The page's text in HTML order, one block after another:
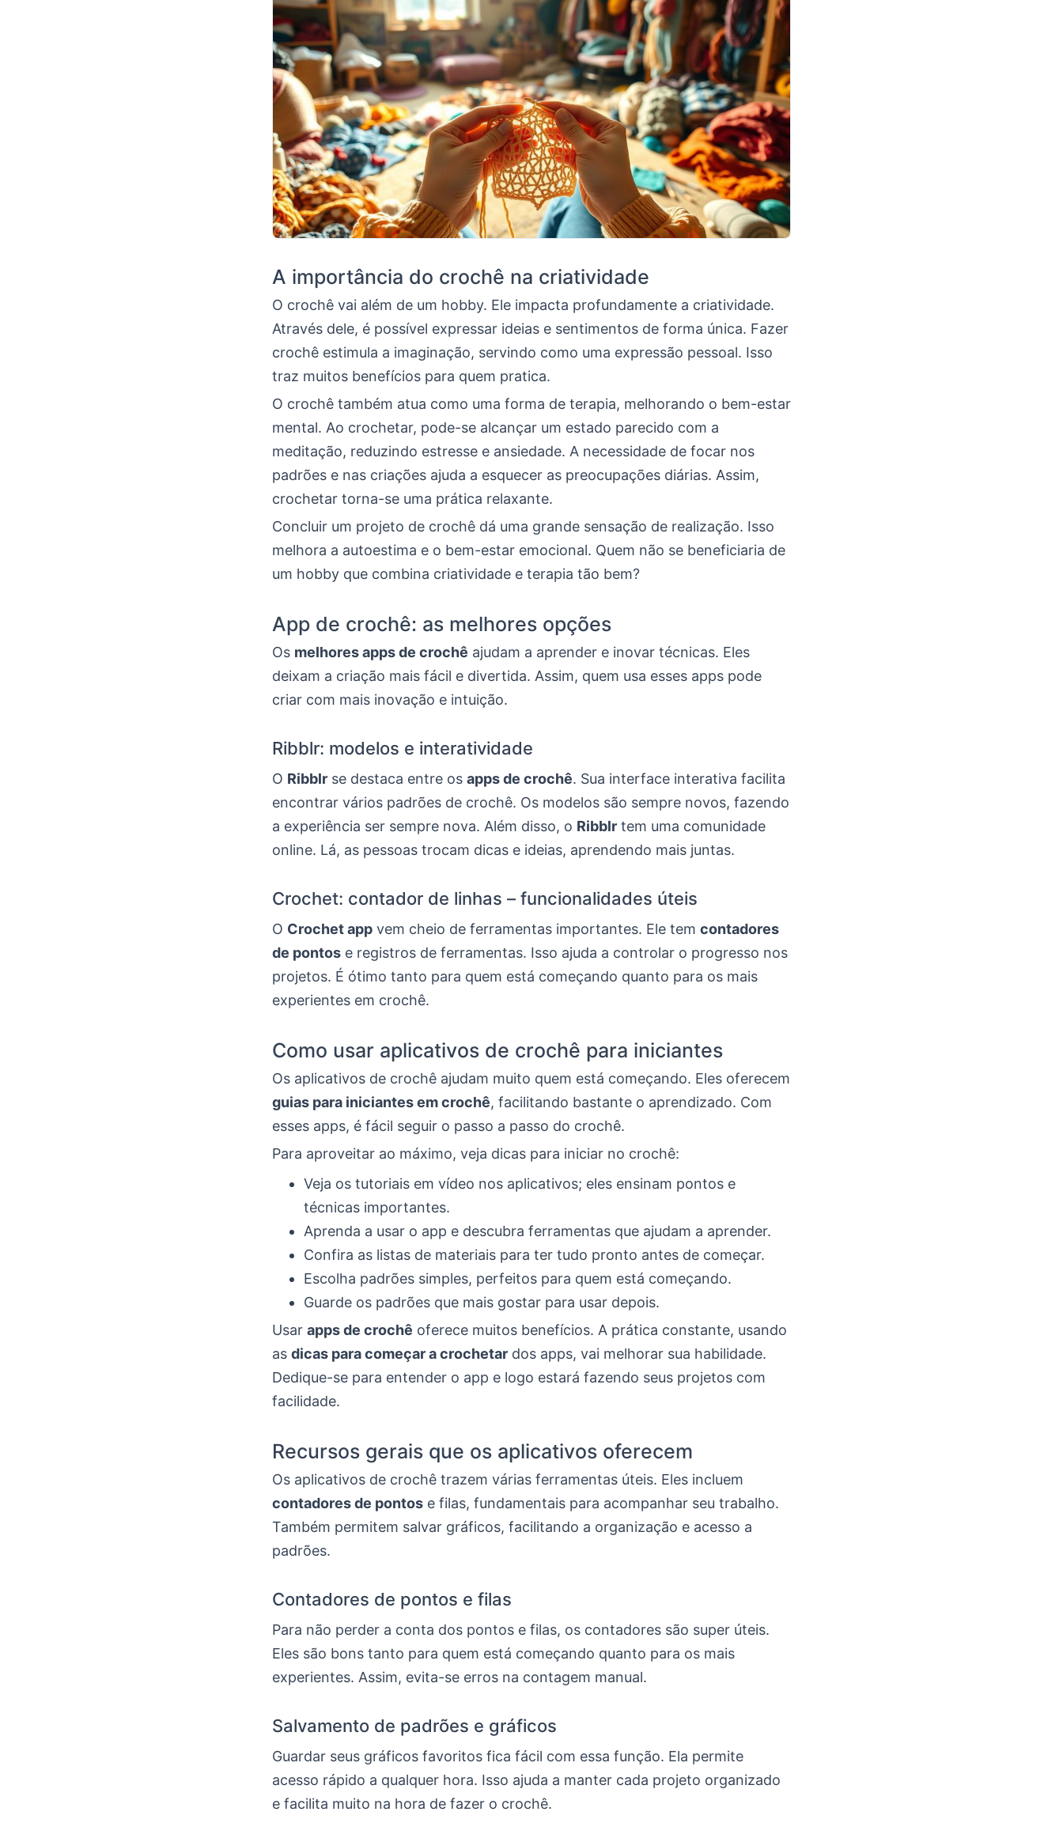
A importância do crochê na criatividade
O crochê vai além de um hobby. Ele impacta profundamente a criatividade.
Através dele, é possível expressar ideias e sentimentos de forma única. Fazer
crochê estimula a imaginação, servindo como uma expressão pessoal. Isso
traz muitos benefícios para quem pratica.
O crochê também atua como uma forma de terapia, melhorando o bem-estar
mental. Ao crochetar, pode-se alcançar um estado parecido com a
meditação, reduzindo estresse e ansiedade. A necessidade de focar nos
padrões e nas criações ajuda a esquecer as preocupações diárias. Assim,
crochetar torna-se uma prática relaxante.
Concluir um projeto de crochê dá uma grande sensação de realização. Isso
melhora a autoestima e o bem-estar emocional. Quem não se beneficiaria de
um hobby que combina criatividade e terapia tão bem?
App de crochê: as melhores opções
Os melhores apps de crochê ajudam a aprender e inovar técnicas. Eles
deixam a criação mais fácil e divertida. Assim, quem usa esses apps pode
criar com mais inovação e intuição.
Ribblr: modelos e interatividade
O Ribblr se destaca entre os apps de crochê. Sua interface interativa facilita
encontrar vários padrões de crochê. Os modelos são sempre novos, fazendo
a experiência ser sempre nova. Além disso, o Ribblr tem uma comunidade
online. Lá, as pessoas trocam dicas e ideias, aprendendo mais juntas.
Crochet: contador de linhas – funcionalidades úteis
O Crochet app vem cheio de ferramentas importantes. Ele tem contadores
de pontos e registros de ferramentas. Isso ajuda a controlar o progresso nos
projetos. É ótimo tanto para quem está começando quanto para os mais
experientes em crochê.
Como usar aplicativos de crochê para iniciantes
Os aplicativos de crochê ajudam muito quem está começando. Eles oferecem
guias para iniciantes em crochê, facilitando bastante o aprendizado. Com
esses apps, é fácil seguir o passo a passo do crochê.
Para aproveitar ao máximo, veja dicas para iniciar no crochê:
Veja os tutoriais em vídeo nos aplicativos; eles ensinam pontos e
técnicas importantes.
Aprenda a usar o app e descubra ferramentas que ajudam a aprender.
Confira as listas de materiais para ter tudo pronto antes de começar.
Escolha padrões simples, perfeitos para quem está começando.
Guarde os padrões que mais gostar para usar depois.
Usar apps de crochê oferece muitos benefícios. A prática constante, usando
as dicas para começar a crochetar dos apps, vai melhorar sua habilidade.
Dedique-se para entender o app e logo estará fazendo seus projetos com
facilidade.
Recursos gerais que os aplicativos oferecem
Os aplicativos de crochê trazem várias ferramentas úteis. Eles incluem
contadores de pontos e filas, fundamentais para acompanhar seu trabalho.
Também permitem salvar gráficos, facilitando a organização e acesso a
padrões.
Contadores de pontos e filas
Para não perder a conta dos pontos e filas, os contadores são super úteis.
Eles são bons tanto para quem está começando quanto para os mais
experientes. Assim, evita-se erros na contagem manual.
Salvamento de padrões e gráficos
Guardar seus gráficos favoritos fica fácil com essa função. Ela permite
acesso rápido a qualquer hora. Isso ajuda a manter cada projeto organizado
e facilita muito na hora de fazer o crochê.